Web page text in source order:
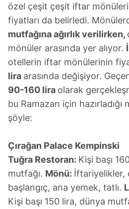
özel çeşit çeşit iftar
fiyatları da belirledi.
mutfağına ağırlık verilirken,
mönüler arasında yer alıyor.
otellerin iftar mönülerinin
lira arasında değişiyor.
90-160 lira olarak
bu Ramazan için hazırladığı
şöyle:
Çırağan Palace Kempinski
Tuğra Restoran: Kişi başı
mutfağı. Mönü: İftariyelikler,
başlangıç, ana yemek, tatlı.
Kişi başı 150 lira, dünya